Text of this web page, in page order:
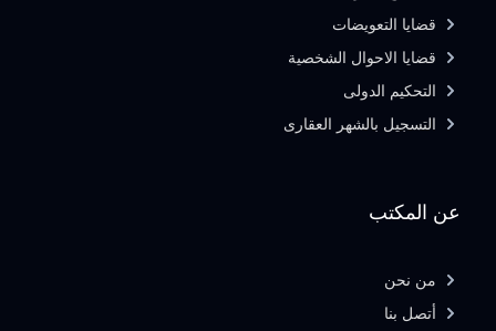
عن المكتب
من نحن
أتصل بنا
قضايا التعويضات
قضايا الاحوال الشخصية
التحكيم الدولى
التسجيل بالشهر العقارى